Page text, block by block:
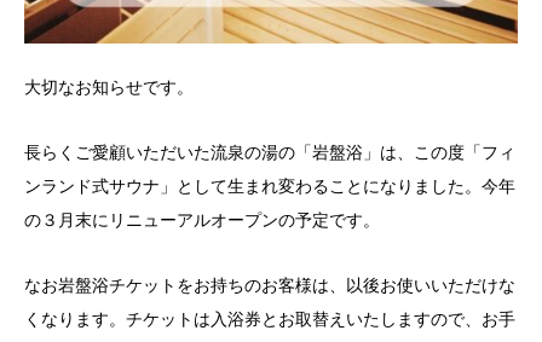
大切なお知らせです。
長らくご愛顧いただいた流泉の湯の「岩盤浴」は、この度「フィ
ンランド式サウナ」として生まれ変わることになりました。今年
の３月末にリニューアルオープンの予定です。
なお岩盤浴チケットをお持ちのお客様は、以後お使いいただけな
くなります。チケットは入浴券とお取替えいたしますので、お手